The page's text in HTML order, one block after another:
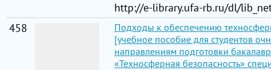
http://e-library.ufa-rb.ru/dl/
458
Подходы к обеспечению
[учебное пособие для студентов
направлениям подготовки
«Техносферная безопасность»